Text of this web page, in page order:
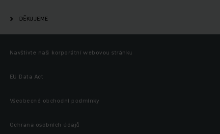
DĚKUJEME
Navštivte naši korporátní webovou stránku
EU Data Act
Všeobecné obchodní podmínky
Ochrana osobních údajů